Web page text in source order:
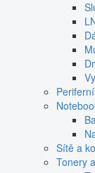
Sítě a
Tonery